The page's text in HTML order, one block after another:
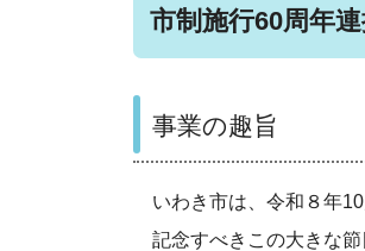
ご意見・ご質問
市制施行60周年
事業の趣旨
いわき市は、令和８年10
記念すべきこの大きな節